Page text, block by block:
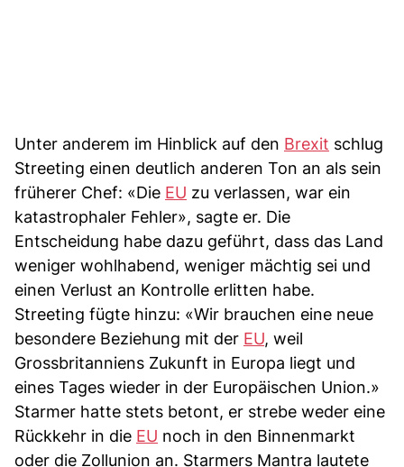
Unter anderem im Hinblick auf den Brexit schlug
Streeting einen deutlich anderen Ton an als sein
früherer Chef: «Die EU zu verlassen, war ein
katastrophaler Fehler», sagte er. Die
Entscheidung habe dazu geführt, dass das Land
weniger wohlhabend, weniger mächtig sei und
einen Verlust an Kontrolle erlitten habe.
Streeting fügte hinzu: «Wir brauchen eine neue
besondere Beziehung mit der EU, weil
Grossbritanniens Zukunft in Europa liegt und
eines Tages wieder in der Europäischen Union.»
Starmer hatte stets betont, er strebe weder eine
Rückkehr in die EU noch in den Binnenmarkt
oder die Zollunion an. Starmers Mantra lautete